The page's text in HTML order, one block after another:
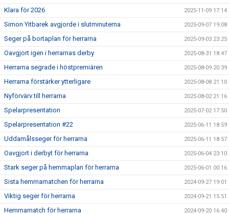
Klara för 2026 2025-11-09 17:14
Simon Yitbarek avgjorde i slutminuterna 2025-09-07 19:08
Seger på bortaplan för herrarna 2025-09-03 23:25
Oavgjort igen i herrarnas derby 2025-08-31 18:47
Herrarna segrade i höstpremiären 2025-08-09 20:39
Herrarna förstärker ytterligare 2025-08-08 21:10
Nyförvärv till herrarna 2025-08-02 21:16
Spelarpresentation 2025-07-02 17:50
Spelarpresentation #22 2025-06-11 18:59
Uddamålsseger för herrarna 2025-06-11 18:57
Oavgjort i derbyt för herrarna 2025-06-04 23:10
Stark seger på hemmaplan för herrarna 2025-06-01 00:16
Sista hemmamatchen för herrarna 2024-09-27 19:01
Viktig seger för herrarna 2024-09-21 15:51
Hemmamatch för herrarna 2024-09-20 16:40